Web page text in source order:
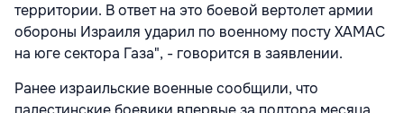
территории. В ответ на это боевой вертолет армии
обороны Израиля ударил по военному посту ХАМАС
на юге сектора Газа", - говорится в заявлении.
Ранее израильские военные сообщили, что